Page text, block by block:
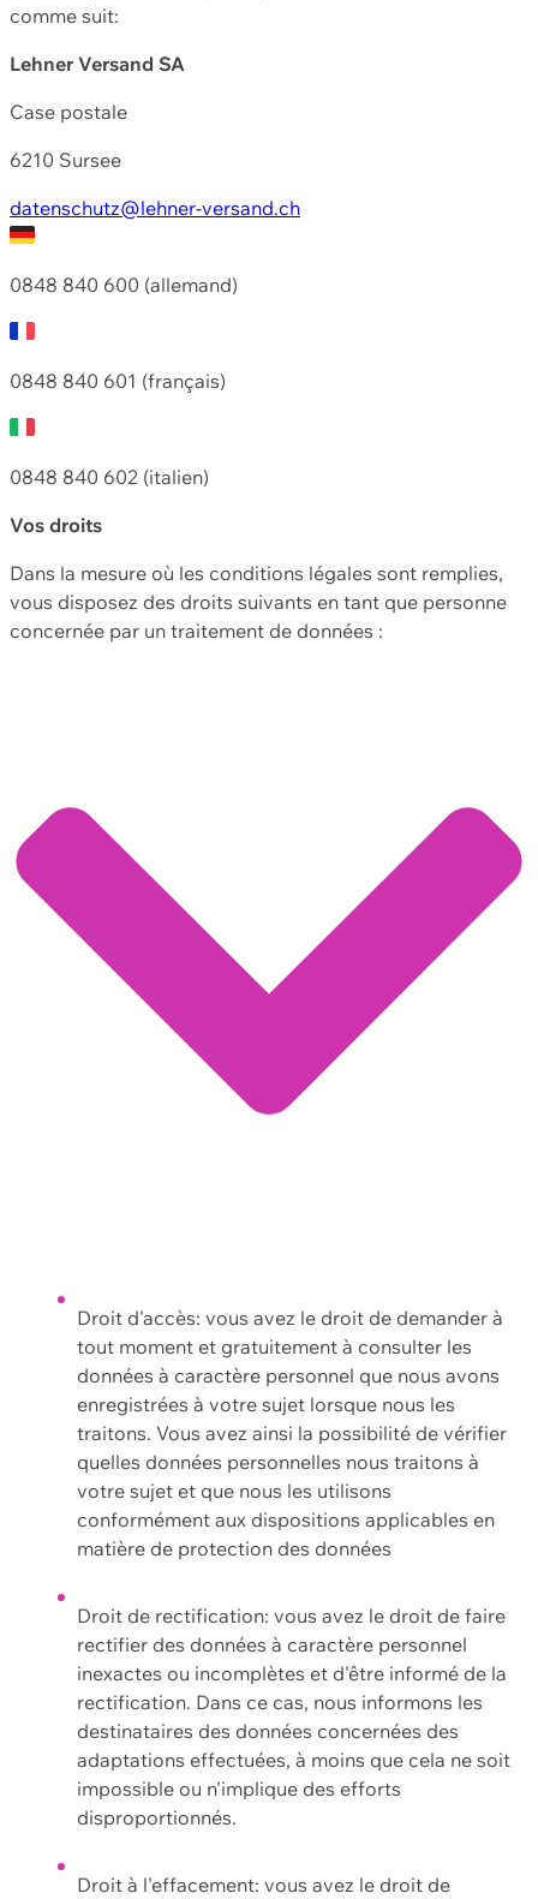
comme suit:
Lehner Versand SA
Case postale
6210 Sursee
datenschutz@lehner-versand.ch
0848 840 600 (allemand)
0848 840 601 (français)
0848 840 602 (italien)
Vos droits
Dans la mesure où les conditions légales sont remplies,
vous disposez des droits suivants en tant que personne
concernée par un traitement de données :
Droit d'accès: vous avez le droit de demander à
tout moment et gratuitement à consulter les
données à caractère personnel que nous avons
enregistrées à votre sujet lorsque nous les
traitons. Vous avez ainsi la possibilité de vérifier
quelles données personnelles nous traitons à
votre sujet et que nous les utilisons
conformément aux dispositions applicables en
matière de protection des données
Droit de rectification: vous avez le droit de faire
rectifier des données à caractère personnel
inexactes ou incomplètes et d'être informé de la
rectification. Dans ce cas, nous informons les
destinataires des données concernées des
adaptations effectuées, à moins que cela ne soit
impossible ou n'implique des efforts
disproportionnés.
Droit à l'effacement: vous avez le droit de